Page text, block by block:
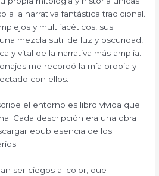
a la narrativa fantástica tradicional.
y multifacéticos, sus
mezcla sutil de luz y oscuridad,
y vital de la narrativa más amplia.
me recordó la mía propia y
con ellos.
el entorno es libro vívida que
Cada descripción era una obra
epub esencia de los
ser ciegos al color, que